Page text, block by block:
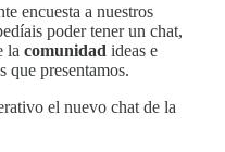
encuesta a nuestros
poder tener un chat,
la comunidad ideas e
que presentamos.
el nuevo chat de la